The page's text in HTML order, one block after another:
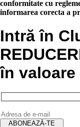
conformitate cu
informarea corecta a
Intră în
în valoare